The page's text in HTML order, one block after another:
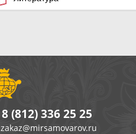
8 (812) 336 25 25
zakaz@mirsamovarov.ru